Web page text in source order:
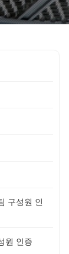
구성원 인
원 인증